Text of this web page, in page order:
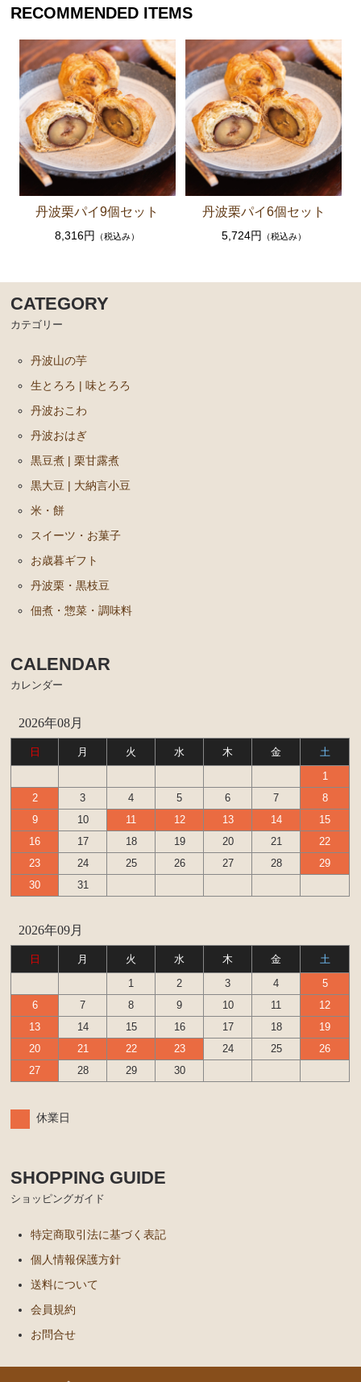
RECOMMENDED ITEMS
丹波栗パイ9個セット
8,316円 （税込み）
丹波栗パイ6個セット
5,724円 （税込み）
CATEGORY
カテゴリー
丹波山の芋
生とろろ | 味とろろ
丹波おこわ
丹波おはぎ
黒豆煮 | 栗甘露煮
黒大豆 | 大納言小豆
米・餅
スイーツ・お菓子
お歳暮ギフト
丹波栗・黒枝豆
佃煮・惣菜・調味料
CALENDAR
カレンダー
2026年08月
日 月 火 水 木 金
土
1
2
3 4 5 6 7
8
9
10 11 12 13 14
15
16
17 18 19 20 21
22
23
24 25 26 27 28
29
30
31
2026年09月
日 月 火 水 木 金
土
1
2 3 4
5
6
7 8 9 10 11
12
13
14 15 16 17 18
19
20
21 22 23 24 25
26
27
28 29 30
休業日
SHOPPING GUIDE
ショッピングガイド
特定商取引法に基づく表記
個人情報保護方針
送料について
会員規約
お問合せ